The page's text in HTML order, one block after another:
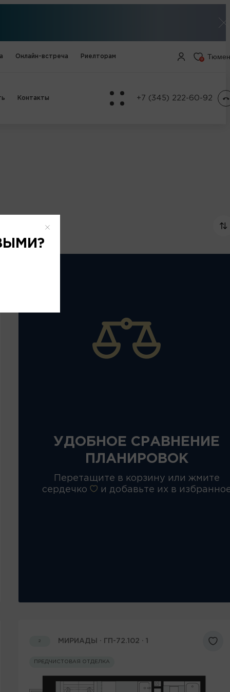
Онлайн-встреча Риелторам 0
Контакты +7 (345) 222-60-92
УДОБНОЕ СРАВНЕНИЕ
ПЛАНИРОВОК
Перетащите в корзину или жмите
сердечко
и добавьте их в
2 МИРИАДЫ · ГП-72.102 · 1
ПРЕДЧИСТОВАЯ ОТДЕЛКА